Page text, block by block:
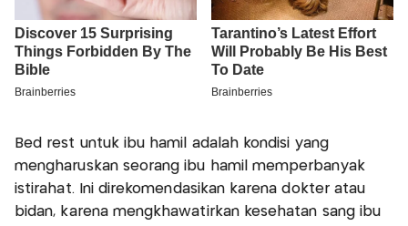
Bed rest untuk ibu hamil adalah kondisi yang
mengharuskan seorang ibu hamil memperbanyak
istirahat. Ini direkomendasikan karena dokter atau
bidan, karena mengkhawatirkan kesehatan sang ibu